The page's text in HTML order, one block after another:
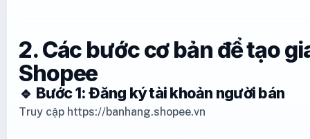
2. Các bước cơ bản để tạo
Shopee
🔹 Bước 1: Đăng ký tài khoản người bán
Truy cập https://banhang.shopee.vn